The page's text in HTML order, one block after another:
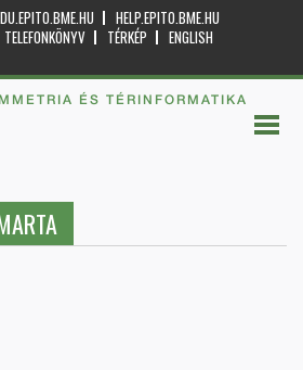
HELP.EPITO.BME.HU
TELEFONKÖNYV TÉRKÉP
ENGLISH
ÉS TÉRINFORMATIKA